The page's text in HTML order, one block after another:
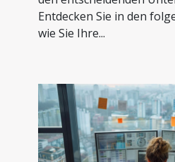
Entdecken Sie in den
wie Sie Ihre...